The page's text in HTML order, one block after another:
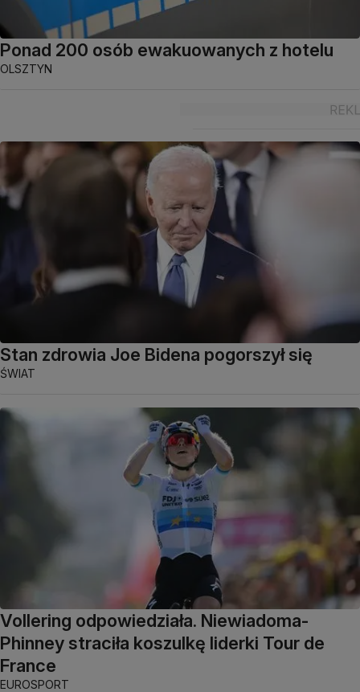
Ponad 200 osób ewakuowanych z hotelu
OLSZTYN
Stan zdrowia Joe Bidena pogorszył się
ŚWIAT
Vollering odpowiedziała. Niewiadoma-
Phinney straciła koszulkę liderki Tour de
France
EUROSPORT